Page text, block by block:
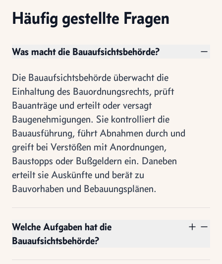
Häufig gestellte Fragen
Was macht die Bauaufsichtsbehörde?
Die Bauaufsichtsbehörde überwacht die
Einhaltung des Bauordnungsrechts, prüft
Bauanträge und erteilt oder versagt
Baugenehmigungen. Sie kontrolliert die
Bauausführung, führt Abnahmen durch und
greift bei Verstößen mit Anordnungen,
Baustopps oder Bußgeldern ein. Daneben
erteilt sie Auskünfte und berät zu
Bauvorhaben und Bebauungsplänen.
Welche Aufgaben hat die
Bauaufsichtsbehörde?